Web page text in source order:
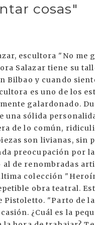
cosas"
lo humano estaba ahí. Luego, suelo intentar jugar con lo privado y lo público. A veces hablo de mí y proyecto hacia fuera. Otras, sin embargo, cojo cosas de fuera e intento interiorizarlas. Por otra parte, en lo que se refiere a mi pequeña historia, puedo decir que el mundo del trabajo, es decir, los ratos que estás en el estudio, maquinando, creando, esos momentos son para mí tan intensos o más intensos que la vida misma. Supongo que si sigo trabajando también es por eso, porque la vida que tengo ahí dentro es comparable a la que puedo encontrar fuera. De todas formas, soy consciente de que la vida supera a la ficción en la que trabajamos, pero hay momentos en los que sientes que en tu trabajo hay algo más. En tus comienzos como escultora trabajabas con materiales de desecho, una propuesta iniciada en los años 80 por Tony Cragg y Bill Woodrow. ¿Por qué razón te decantaste por los materiales de desecho? ¿Qué te aportan estos materiales que los materiales habituales no te den? Siempre me han fascinado las basuras. Yo voy a Bilbao y en la ciudad hay un encuentro con las basuras. Antes paseaba por el monte y veía las hojas. Ahora paseo por la ciudad sobre todo a la noche, pues soy muy nocturna, y me encuentro con objetos que han pertenecido a otras personas. En esos objetos hay muchos datos. Eso es lo que me interesa. Por otro lado, existe una razón económica, en mis inicios no tenía dinero para materiales, por ello reciclaba. De cualquier manera, creo que es más una seducción. Ideológicamente además, tieneunas connotaciones. Todo ello carga de significado la obra. En ciertas ocasiones, sin embargo, la carga demasiado. Es por ello, por lo que últimamente prescindo de los materiales de desecho e intento canalizar el discurso por otros lados. Tienes una concepción del arte muy personal, en este sentido apuestas por una estética calificada por ti misma como "hiriente". Por otro lado, tus esculturas revelan un sentido de la fugacidad , en contra de lo que establecen los cánones clásicos. ¿Cómo resumirías tu visión del arte? Creo que soy muy clásica. A pesar de todo, sí que hay en mi obra ingredientes que contradicen la visión clásica de la escultura, por ejemplo el que la pieza tenga perforaciones, que sea un traje y no un cuerpo entero...De todas formas,